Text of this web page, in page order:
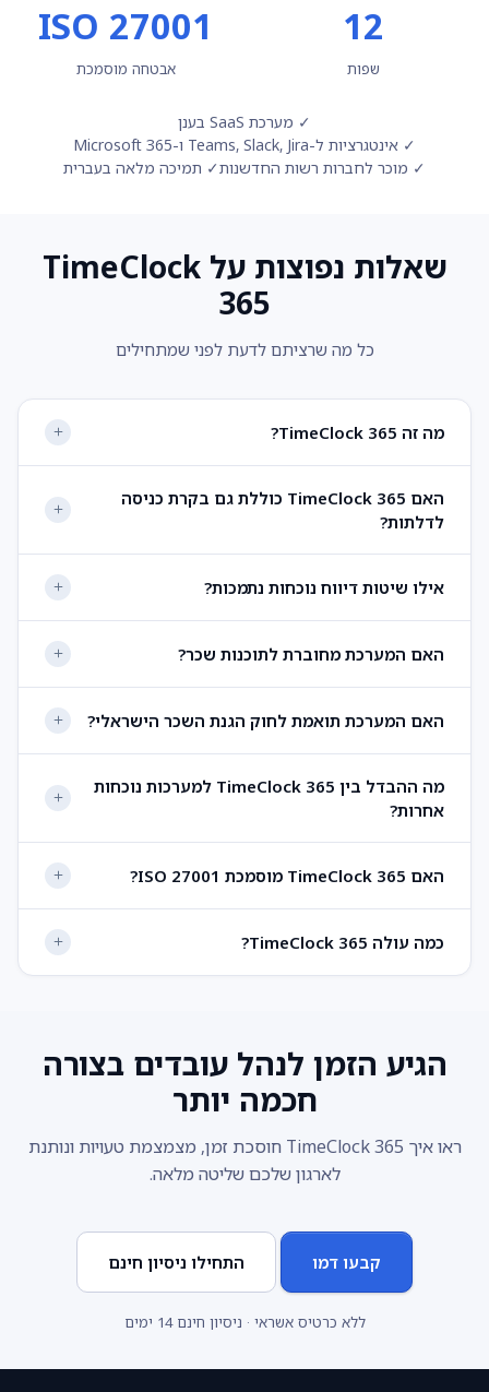
12
שפות
ISO 27001
אבטחה מוסמכת
✓ מערכת SaaS בענן
✓ אינטגרציות ל-Teams, Slack, Jira ו-Microsoft 365
✓ מוכר לחברות רשות החדשנות✓ תמיכה מלאה בעברית
שאלות נפוצות על TimeClock
365
כל מה שרציתם לדעת לפני שמתחילים
מה זה TimeClock 365?
האם TimeClock 365 כוללת גם בקרת כניסה
לדלתות?
אילו שיטות דיווח נוכחות נתמכות?
האם המערכת מחוברת לתוכנות שכר?
האם המערכת תואמת לחוק הגנת השכר הישראלי?
מה ההבדל בין TimeClock 365 למערכות נוכחות
אחרות?
האם TimeClock 365 מוסמכת ISO 27001?
כמה עולה TimeClock 365?
הגיע הזמן לנהל עובדים בצורה
חכמה יותר
ראו איך TimeClock 365 חוסכת זמן, מצמצמת טעויות ונותנת
לארגון שלכם שליטה מלאה.
קבעו דמו התחילו ניסיון חינם
ללא כרטיס אשראי · ניסיון חינם 14 ימים